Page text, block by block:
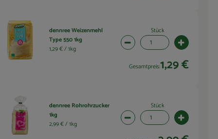
ändern
dennree Weizenmehl
Type 550 1kg
1,29 € /1kg
Stück
Artikelanzahl verringern (1
Gesamtpreis:1,29 €
ändern
dennree Rohrohrzucker
1kg
2,99 € /1kg
Stück
Artikelanzahl verringern (1